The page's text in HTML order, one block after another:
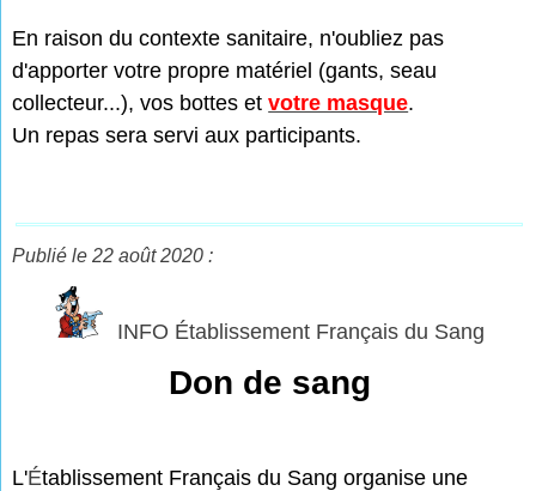
En raison du contexte sanitaire, n'oubliez pas
d'apporter votre propre matériel (gants, seau
collecteur...), vos bottes etvotre masque.
Un repas sera servi aux participants.
Publié le 22 août 2020 :
INFO Établissement Français du Sang
Don de sang
L'Établissement Français du Sang organise une